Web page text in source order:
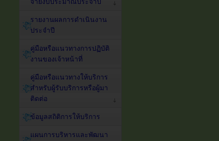
รายงานผลการดำเนินงาน
ประจำปี
คู่มือหรือแนวทางการปฏิบัติ
งานของเจ้าหน้าที่
คู่มือหรือแนวทางให้บริการ
สำหรับผู้รับบริการหรือผู้มา
ติดต่อ
ข้อมูลสถิติการให้บริการ
แผนการบริหารและพัฒนา